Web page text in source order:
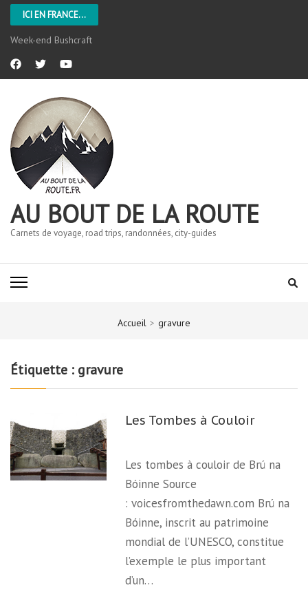
ICI EN FRANCE...
Week-end Bushcraft
AU BOUT DE LA ROUTE
Carnets de voyage, road trips, randonnées, city-guides
Accueil > gravure
Étiquette : gravure
Les Tombes à Couloir
Les tombes à couloir de Brú na
Bóinne Source
: voicesfromthedawn.com Brú na
Bóinne, inscrit au patrimoine
mondial de l’UNESCO, constitue
l’exemple le plus important
d’un…